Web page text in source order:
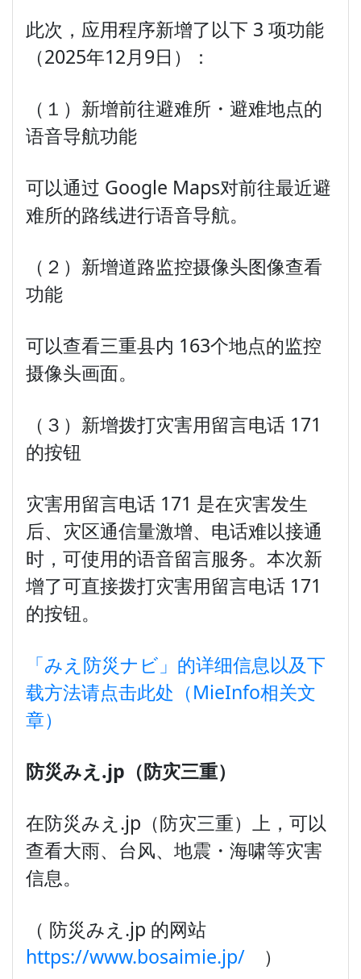
此次，应用程序新增了以下 3 项功能
（2025年12月9日）：
（１）新增前往避难所・避难地点的
语音导航功能
可以通过 Google Maps对前往最近避
难所的路线进行语音导航。
（２）新增道路监控摄像头图像查看
功能
可以查看三重县内 163个地点的监控
摄像头画面。
（３）新增拨打灾害用留言电话 171
的按钮
灾害用留言电话 171 是在灾害发生
后、灾区通信量激增、电话难以接通
时，可使用的语音留言服务。本次新
增了可直接拨打灾害用留言电话 171
的按钮。
「みえ防災ナビ」的详细信息以及下
载方法请点击此处（MieInfo相关文
章）
防災みえ .jp （防灾三重）
在防災みえ.jp（防灾三重）上，可以
查看大雨、台风、地震・海啸等灾害
信息。
（ 防災みえ.jp 的网站
https://www.bosaimie.jp/ ）